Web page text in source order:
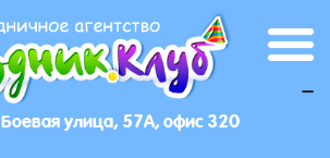
улица, 57А, офис 320
_